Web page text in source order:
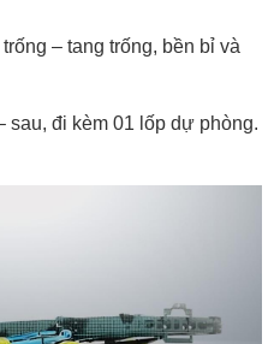
trống – tang trống, bền bỉ và
sau, đi kèm 01 lốp dự phòng.